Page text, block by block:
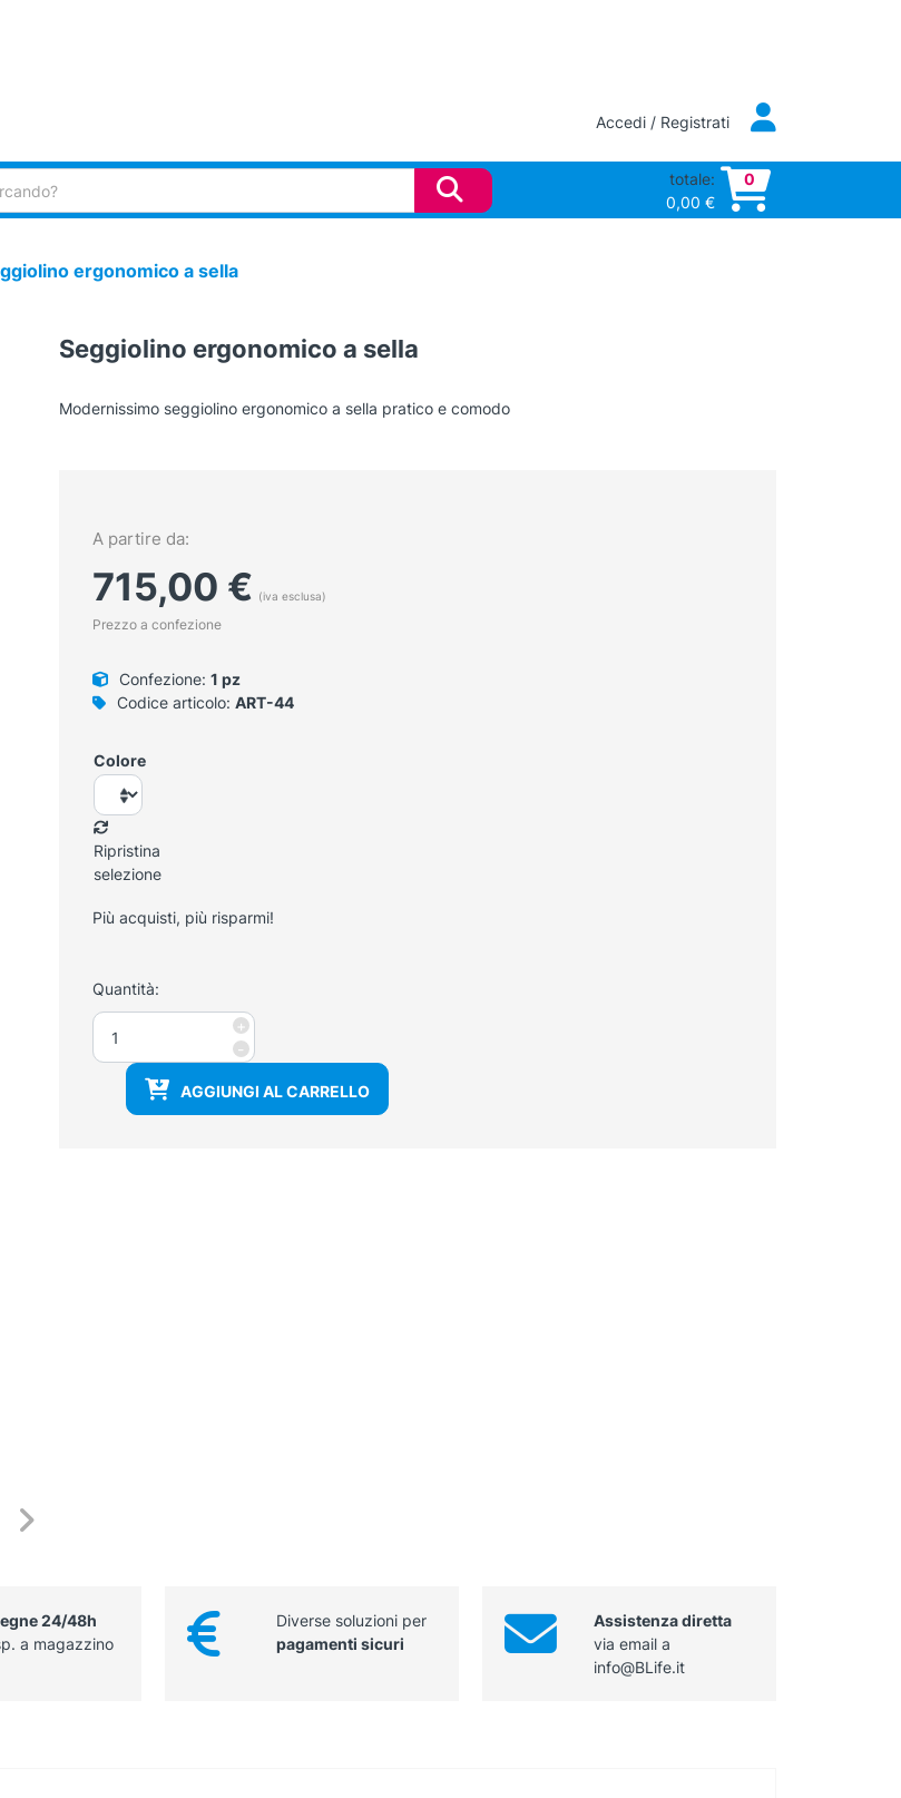
Accedi / Registrati
totale:
0,00 €
0
ergonomico a sella
Seggiolino ergonomico a sella
Modernissimo seggiolino ergonomico a sella pratico e comodo
A partire da:
715,00 € (iva esclusa)
Prezzo a confezione
Confezione: 1 pz
Codice articolo: ART-44
Colore
Ripristina
selezione
Più acquisti, più risparmi!
Quantità:
-
Seggiolino
ergonomico
quantità
+
AGGIUNGI AL CARRELLO
24/48h
a magazzino
Diverse soluzioni per
pagamenti sicuri
Assistenza diretta
via email a
info@BLife.it